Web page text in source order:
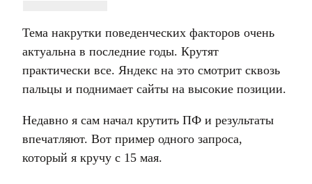
Тема накрутки поведенческих факторов очень
актуальна в последние годы. Крутят
практически все. Яндекс на это смотрит сквозь
пальцы и поднимает сайты на высокие позиции.
Недавно я сам начал крутить ПФ и результаты
впечатляют. Вот пример одного запроса,
который я кручу с 15 мая.